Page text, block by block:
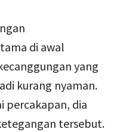
di awal
yang
kurang nyaman.
percakapan, dia
tersebut.